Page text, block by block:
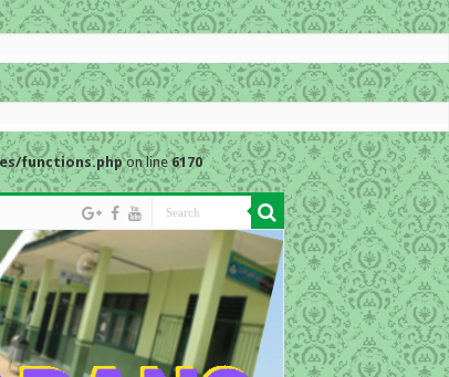
functions.phpon line6170